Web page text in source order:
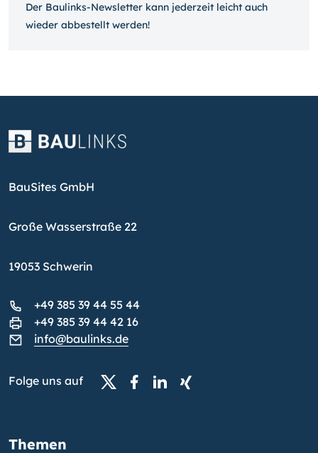
Der Baulinks-Newsletter kann jeder­zeit leicht auch
wieder ab­bestellt werden!
BauSites GmbH
Große Wasserstraße 22
19053 Schwerin
+49 385 39 44 55 44
+49 385 39 44 42 16
info@baulinks.de
Folge uns auf
Themen